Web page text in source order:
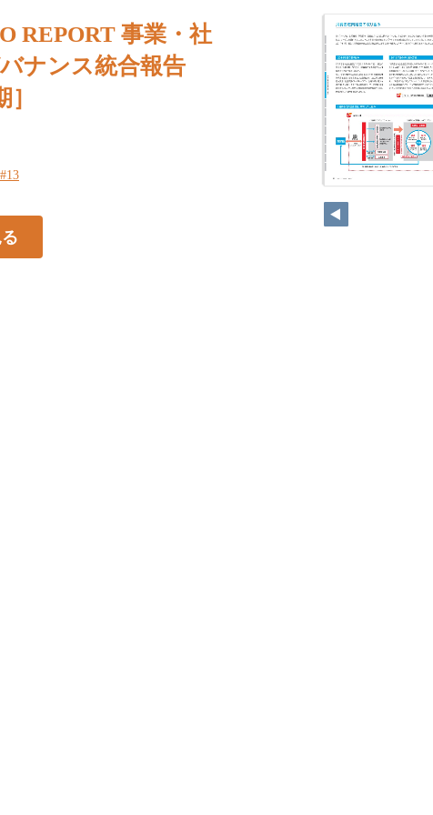
REPORT 事業・社
ナンス統合報告